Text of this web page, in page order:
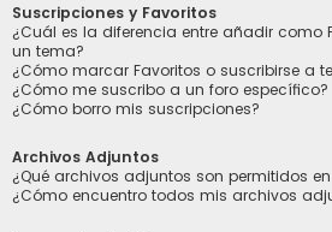
Suscripciones y Favoritos
¿Cuál es la diferencia entre añadir como
un tema?
¿Cómo marcar Favoritos o suscribirse a
¿Cómo me suscribo a un foro específico?
¿Cómo borro mis suscripciones?
Archivos Adjuntos
¿Qué archivos adjuntos son permitidos
¿Cómo encuentro todos mis archivos